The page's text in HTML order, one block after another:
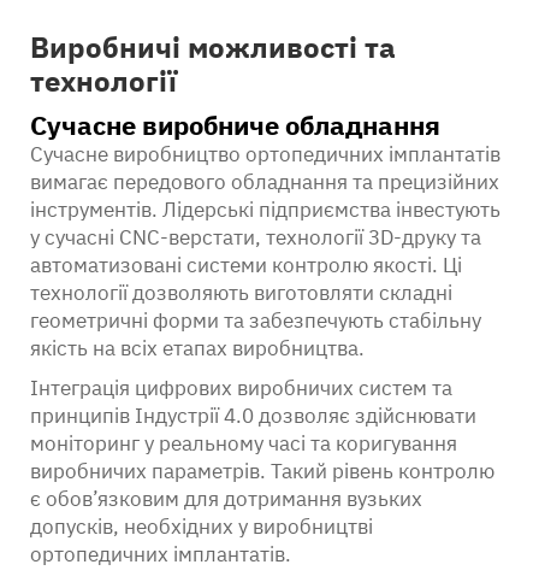
Виробничі можливості та
технології
Сучасне виробниче обладнання
Сучасне виробництво ортопедичних імплантатів
вимагає передового обладнання та прецизійних
інструментів. Лідерські підприємства інвестують
у сучасні CNC-верстати, технології 3D-друку та
автоматизовані системи контролю якості. Ці
технології дозволяють виготовляти складні
геометричні форми та забезпечують стабільну
якість на всіх етапах виробництва.
Інтеграція цифрових виробничих систем та
принципів Індустрії 4.0 дозволяє здійснювати
моніторинг у реальному часі та коригування
виробничих параметрів. Такий рівень контролю
є обов’язковим для дотримання вузьких
допусків, необхідних у виробництві
ортопедичних імплантатів.